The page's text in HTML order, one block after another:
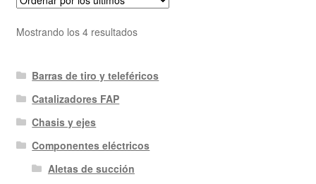
Mostrando los 4 resultadosOrdenado
últimos
Barras de tiro y teleféricos
Catalizadores FAP
Chasis y ejes
Componentes eléctricos
Aletas de succión